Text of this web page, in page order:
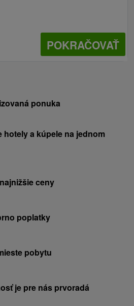
POKRAČOVAŤ
ponuka
hotely a kúpele na jednom
ceny
poplatky
pobytu
je pre nás prvoradá